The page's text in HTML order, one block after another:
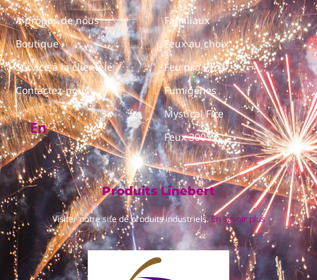
À propos de nous
Boutique
Service à la clientèle
Contactez-nous
En
Familiaux
Feux au choix
Feu pro Pyro
Fumigènes
Mystical Fire
Feux 300$+
Produits Linebert
Visiter notre site de produits industriels.En savoir plus